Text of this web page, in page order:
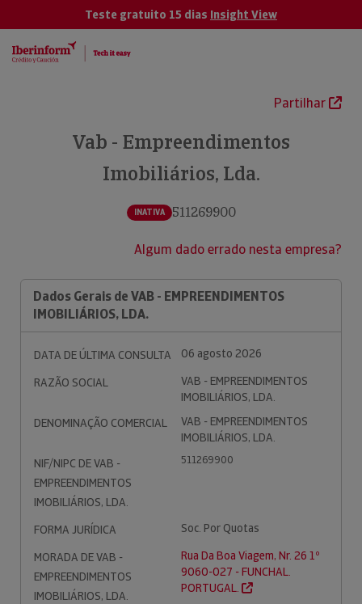
Teste gratuito 15 dias Insight View
Partilhar
Vab - Empreendimentos
Imobiliários, Lda.
INATIVA 511269900
Algum dado errado nesta empresa?
Dados Gerais de VAB - EMPREENDIMENTOS
IMOBILIÁRIOS, LDA.
DATA DE ÚLTIMA CONSULTA
06 agosto 2026
RAZÃO SOCIAL
VAB - EMPREENDIMENTOS
IMOBILIÁRIOS, LDA.
DENOMINAÇÃO COMERCIAL
VAB - EMPREENDIMENTOS
IMOBILIÁRIOS, LDA.
NIF/NIPC DE VAB -
EMPREENDIMENTOS
IMOBILIÁRIOS, LDA.
511269900
FORMA JURÍDICA
Soc. Por Quotas
MORADA DE VAB -
EMPREENDIMENTOS
IMOBILIÁRIOS, LDA.
Rua Da Boa Viagem, Nr. 26 1º
9060-027 - FUNCHAL.
PORTUGAL.